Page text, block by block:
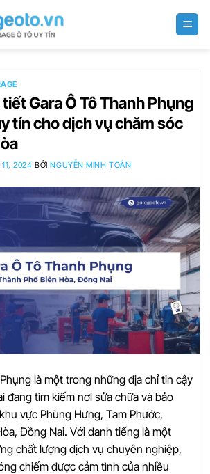
Gara Ô Tô Thanh Phụng
tín cho dịch vụ chăm sóc
2024 BỞINGUYỄN MINH TOÀN
là một trong những địa chỉ tin cậy
đang tìm kiếm nơi sửa chữa và bảo
vực Phùng Hưng, Tam Phước,
Đồng Nai. Với danh tiếng là một
chất lượng dịch vụ chuyên nghiệp,
chiếm được cảm tình của nhiều